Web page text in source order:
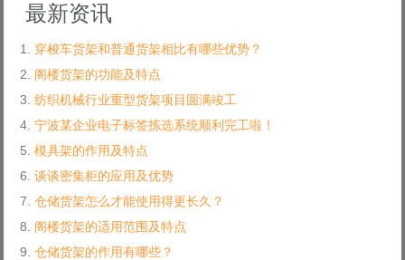
最新资讯
穿梭车货架和普通货架相比有哪些优势？
阁楼货架的功能及特点
纺织机械行业重型货架项目圆满竣工
宁波某企业电子标签拣选系统顺利完工啦！
模具架的作用及特点
谈谈密集柜的应用及优势
仓储货架怎么才能使用得更长久？
阁楼货架的适用范围及特点
仓储货架的作用有哪些？